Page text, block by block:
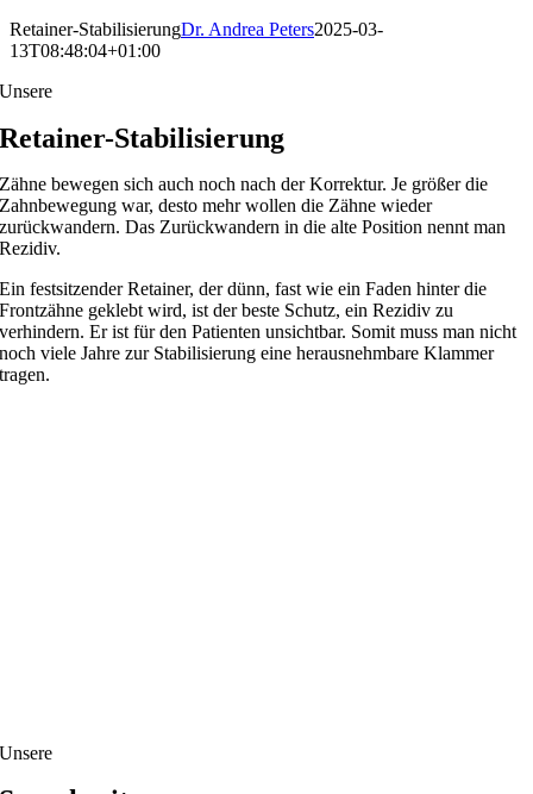
Retainer-StabilisierungDr. Andrea Peters2025-03-
13T08:48:04+01:00
Unsere
Retainer-Stabilisierung
Zähne bewegen sich auch noch nach der Korrektur. Je größer die
Zahnbewegung war, desto mehr wollen die Zähne wieder
zurückwandern. Das Zurückwandern in die alte Position nennt man
Rezidiv.
Ein festsitzender Retainer, der dünn, fast wie ein Faden hinter die
Frontzähne geklebt wird, ist der beste Schutz, ein Rezidiv zu
verhindern. Er ist für den Patienten unsichtbar. Somit muss man nicht
noch viele Jahre zur Stabilisierung eine herausnehmbare Klammer
tragen.
Unsere